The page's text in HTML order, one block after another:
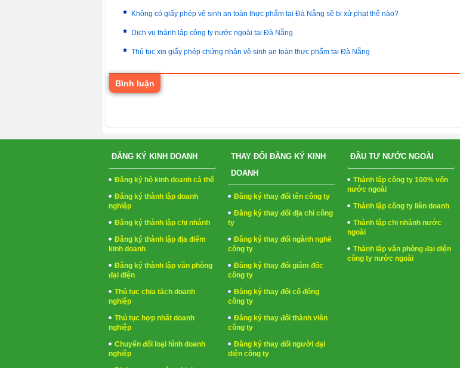
Không có giấy phép vệ sinh an toàn thực phẩm tại Đà Nẵng sẽ bị xử phạt thế nào?
Dịch vụ thành lập công ty nước ngoài tại Đà Nẵng
Thủ tục xin giấy phép chứng nhận vệ sinh an toàn thực phẩm tại Đà Nẵng
Bình luận
ĐĂNG KÝ KINH DOANH
Đăng ký hộ kinh doanh cá thể
Đăng ký thành lập doanh
nghiệp
Đăng ký thành lập chi nhánh
Đăng ký thành lập địa điểm
kinh doanh
Đăng ký thành lập văn phòng
đại diện
Thủ tục chia tách doanh
nghiệp
Thủ tục hợp nhất doanh
nghiệp
Chuyển đổi loại hình doanh
nghiệp
THAY ĐỔI ĐĂNG KÝ KINH
DOANH
Đăng ký thay đổi tên công ty
Đăng ký thay đổi địa chỉ công
ty
Đăng ký thay đổi ngành nghề
công ty
Đăng ký thay đổi giám đốc
công ty
Đăng ký thay đổi cổ đông
công ty
Đăng ký thay đổi thành viên
công ty
Đăng ký thay đổi người đại
diện công ty
ĐẦU TƯ NƯỚC NGOÀI
Thành lập công ty 100% vốn
nước ngoài
Thành lập công ty liên doanh
Thành lập chi nhánh nước
ngoài
Thành lập văn phòng đại diện
công ty nước ngoài